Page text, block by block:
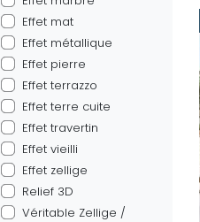
Effet mat
Effet métallique
Effet pierre
Effet terrazzo
Effet terre cuite
Effet travertin
Effet vieilli
Effet zellige
Relief 3D
Véritable Zellige /